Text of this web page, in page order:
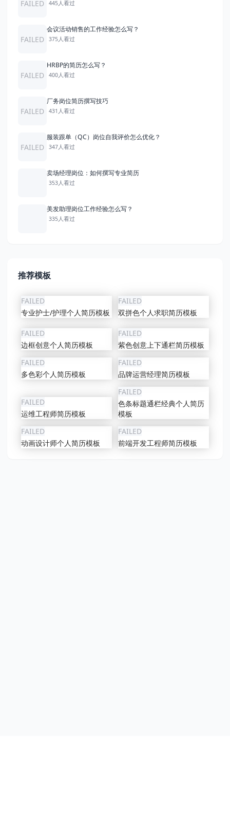
FAILED 445人看过
FAILED
会议活动销售的工作经验怎么写？
375人看过
FAILED
HRBP的简历怎么写？
400人看过
FAILED
厂务岗位简历撰写技巧
431人看过
FAILED
服装跟单（QC）岗位自我评价怎么优化？
347人看过
卖场经理岗位：如何撰写专业简历
353人看过
美发助理岗位工作经验怎么写？
335人看过
推荐模板
FAILED
专业护士/护理个人简历模板
FAILED
双拼色个人求职简历模板
FAILED
边框创意个人简历模板
FAILED
紫色创意上下通栏简历模板
FAILED
多色彩个人简历模板
FAILED
品牌运营经理简历模板
FAILED
运维工程师简历模板
FAILED
色条标题通栏经典个人简历
模板
FAILED
动画设计师个人简历模板
FAILED
前端开发工程师简历模板